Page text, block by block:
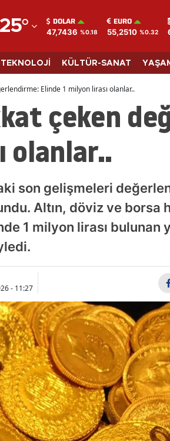
25° DOLAR
47,7436 %0.18
EURO
55,2510 %0.32
KÜLTÜR-SANAT
Elinde 1 milyon lirası olanlar..
çeken
olanlar..
son gelişmeleri
Altın, döviz ve borsa
1 milyon lirası bulunan
- 11:27
Dünyanın en iyi
üniversiteleri
hangileri,
LGS 1. nakil
sonuçları
zaman